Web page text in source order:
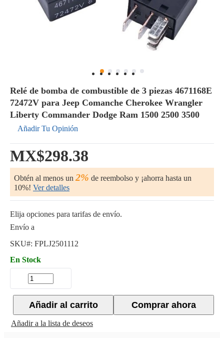
Relé de bomba de combustible de 3 piezas 4671168E
72472V para Jeep Comanche Cherokee Wrangler
Liberty Commander Dodge Ram 1500 2500 3500
Añadir Tu Opinión
MX$298.38
Obtén al menos un 2% de reembolso y ¡ahorra hasta un
10%! Ver detalles
Elija opciones para tarifas de envío.
Envío a
SKU#: FPLJ2501112
En Stock
Comprar ahora
Añadir al carrito
Añadir a la lista de deseos